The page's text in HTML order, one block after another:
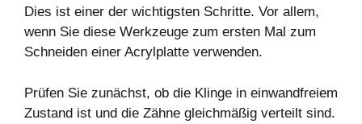
Dies ist einer der wichtigsten Schritte. Vor allem,
wenn Sie diese Werkzeuge zum ersten Mal zum
Schneiden einer Acrylplatte verwenden.
Prüfen Sie zunächst, ob die Klinge in einwandfreiem
Zustand ist und die Zähne gleichmäßig verteilt sind.